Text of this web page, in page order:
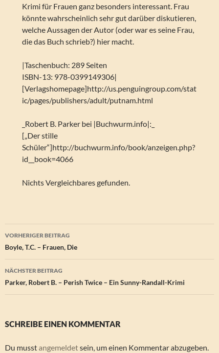
Krimi für Frauen ganz besonders interessant. Frau
könnte wahrscheinlich sehr gut darüber diskutieren,
welche Aussagen der Autor (oder war es seine Frau,
die das Buch schrieb?) hier macht.
|Taschenbuch: 289 Seiten
ISBN-13: 978-0399149306|
[Verlagshomepage]http://us.penguingroup.com/stat
ic/pages/publishers/adult/putnam.html
_Robert B. Parker bei |Buchwurm.info|:_
[„Der stille
Schüler“]http://buchwurm.info/book/anzeigen.php?
id__book=4066
Nichts Vergleichbares gefunden.
Beitragsnavigation
VORHERIGER BEITRAG
Boyle, T.C. – Frauen, Die
NÄCHSTER BEITRAG
Parker, Robert B. – Perish Twice – Ein Sunny-Randall-Krimi
SCHREIBE EINEN KOMMENTAR
Du musstangemeldetsein, um einen Kommentar abzugeben.